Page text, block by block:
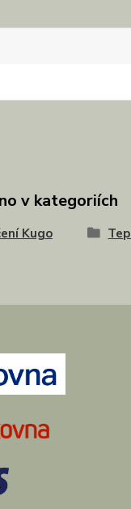
v kategoriích
Kugo